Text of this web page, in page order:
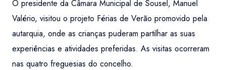
O presidente da Câmara Municipal de Sousel, Manuel
Valério, visitou o projeto Férias de Verão promovido pela
autarquia, onde as crianças puderam partilhar as suas
experiências e atividades preferidas. As visitas ocorreram
nas quatro freguesias do concelho.